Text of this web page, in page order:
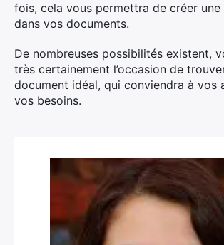
fois, cela vous permettra de créer
dans vos documents.
De nombreuses possibilités existent,
très certainement l’occasion de
document idéal, qui conviendra à vos
vos besoins.